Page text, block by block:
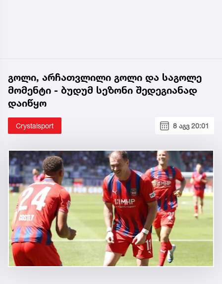
გოლი, არჩათვლილი გოლი და საგოლე
მომენტი - ბუდუმ სეზონი შედეგიანად
დაიწყო
Crystalsport 8 აგვ 20:01